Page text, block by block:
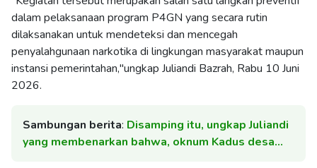
dalam pelaksanaan program P4GN yang secara rutin
dilaksanakan untuk mendeteksi dan mencegah
penyalahgunaan narkotika di lingkungan masyarakat maupun
instansi pemerintahan,"ungkap Juliandi Bazrah, Rabu 10 Juni
2026.
Sambungan berita: Disamping itu, ungkap Juliandi
yang membenarkan bahwa, oknum Kadus desa…